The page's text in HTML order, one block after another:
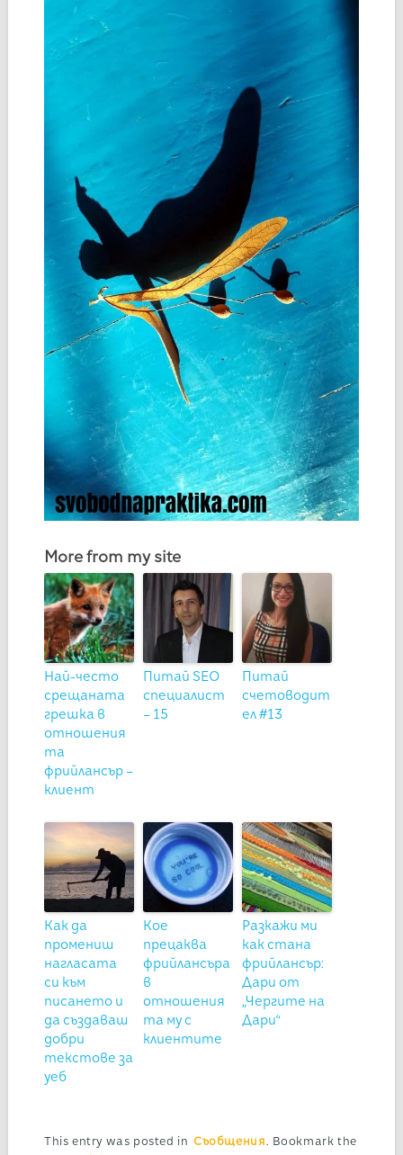
More from my site
Най-често
срещаната
грешка в
отношения
та
фрийлансър –
клиент
Питай SEO
специалист
– 15
Питай
счетоводит
ел #13
Как да
промениш
нагласата
си към
писането и
да създаваш
добри
текстове за
уеб
Кое
прецаква
фрийлансъра
в
отношения
та му с
клиентите
Разкажи ми
как стана
фрийлансър:
Дари от
„Чергите на
Дари“
This entry was posted in Съобщения. Bookmark the